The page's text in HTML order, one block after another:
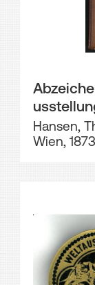
Hansen,
Wien, 1873